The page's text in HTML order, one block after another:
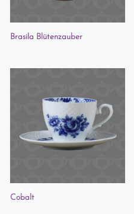
Brasila Blütenzauber
Cobalt